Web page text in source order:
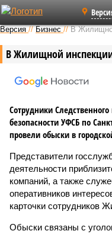
Версия //Бизнес //В
В Жилищной
Сотрудники
безопасности УФСБ по
провели обыски в
Представители
деятельности
компаний, а также
оперативников
карточки сотрудников
Обыски связаны с